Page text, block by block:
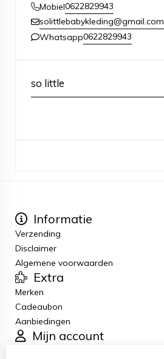
Mobiel0622829943
solittlebabykleding@gmail.com
Whatsapp0622829943
so little
Informatie
Verzending
Disclaimer
Algemene voorwaarden
Extra
Merken
Cadeaubon
Aanbiedingen
Mijn account